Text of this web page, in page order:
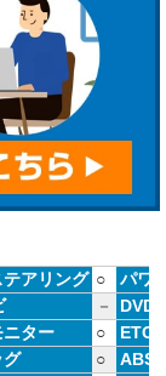
アリング ○
パワ
－
DVD
ター ○
ETC
グ ○
ABS